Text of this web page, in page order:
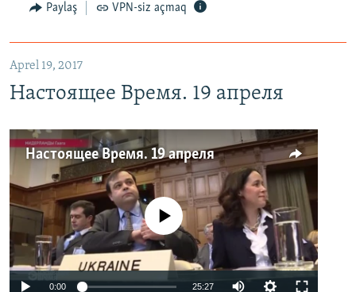
Paylaş VPN-siz açmaq
Aprel 19, 2017
Настоящее Время. 19 апреля
Настоящее Время. 19 апреля
No media source currently available
0:00 25:27